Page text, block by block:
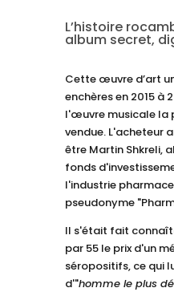
L’histoire
album secret,
Cette œuvre d’art
enchères en 2015 à
l'œuvre musicale la
vendue. L'acheteur
être Martin Shkreli,
fonds
l'industrie
pseudonyme
Il s'était fait
par 55 le prix d'un
séropositifs, ce qui
d'"homme le plus